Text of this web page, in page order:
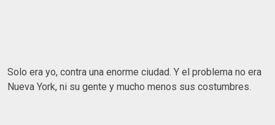
Solo era yo, contra una enorme ciudad. Y el problema no era
Nueva York, ni su gente y mucho menos sus costumbres.